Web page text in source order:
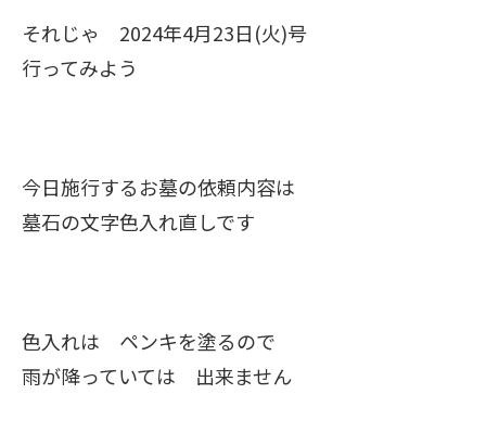
それじゃ 2024年4月23日(火)号
行ってみよう
今日施行するお墓の依頼内容は
墓石の文字色入れ直しです
色入れは ペンキを塗るので
雨が降っていては 出来ません